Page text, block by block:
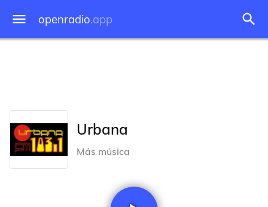
openradio.app
Urbana
Más música